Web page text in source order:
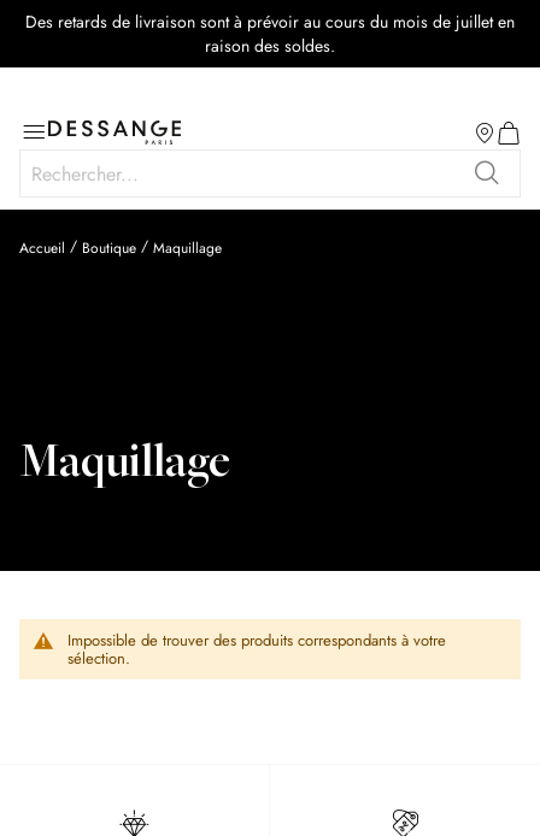
Des retards de livraison sont à prévoir au cours du mois de juillet en
raison des soldes.
Basculer
navigation
Rechercher
Mon
Accueil Boutique Maquillage
Maquillage
Impossible de trouver des produits correspondants à votre
sélection.